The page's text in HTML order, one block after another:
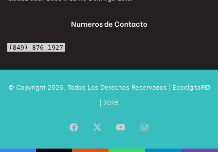
Numeros de Contacto
(849) 876-1927
© Copyright 2026, Todos Los Derechos Reservados | EcodigitalRD
| 2025
Facebook YouTubeInstagram